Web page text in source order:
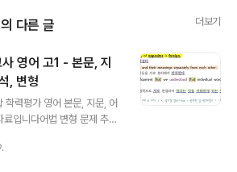
의 다른 글 더보기
영어 고1 - 본문, 지
, 변형
력평가 영어 본문, 지문, 어
입니다어법 변형 문제 추가
. 혹 교습용으로 사용하시려